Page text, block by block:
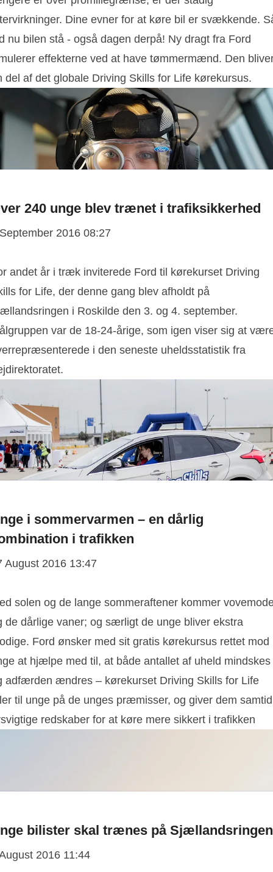
Dine evner for at køre bil er svækkende.
nu bilen stå - også dagen derpå! Ny dragt fra Ford
effekterne ved at have tømmermænd. Den
del af det globale Driving Skills for Life kørekursus.
240 unge blev trænet i trafiksikkerhed
2016 08:27
andet år i træk inviterede Ford til kørekurset Driving
for Life, der denne gang blev afholdt på
i Roskilde den 3. og 4. september.
var de 18-24-årige, som igen viser sig at
i den seneste uheldsstatistik fra
i sommervarmen – en dårlig
i trafikken
August 2016 13:47
solen og de lange sommeraftener kommer
de dårlige vaner; og særligt de unge bliver ekstra
Ford ønsker med sit gratis kørekursus rettet mod
at hjælpe med til, at både antallet af uheld mindskes
adfærden ændres – kørekurset Driving Skills for Life
til unge på de unges præmisser, og giver dem
redskaber for at køre mere sikkert i trafikken
bilister skal trænes på Sjællandsringen
2016 11:44